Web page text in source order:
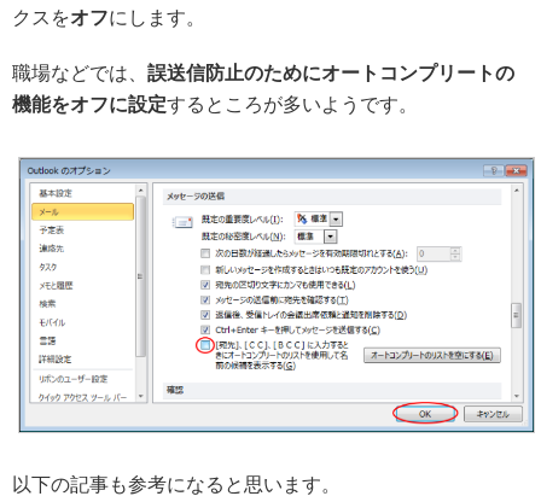
クスをオフにします。
職場などでは、 誤送信防止のためにオートコンプリートの
機能をオフに設定するところが多いようです。
以下の記事も参考になると思います。